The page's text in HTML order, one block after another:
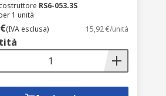
RS6-053.3S
1 unità
(IVA esclusa) 15,92 €/unità